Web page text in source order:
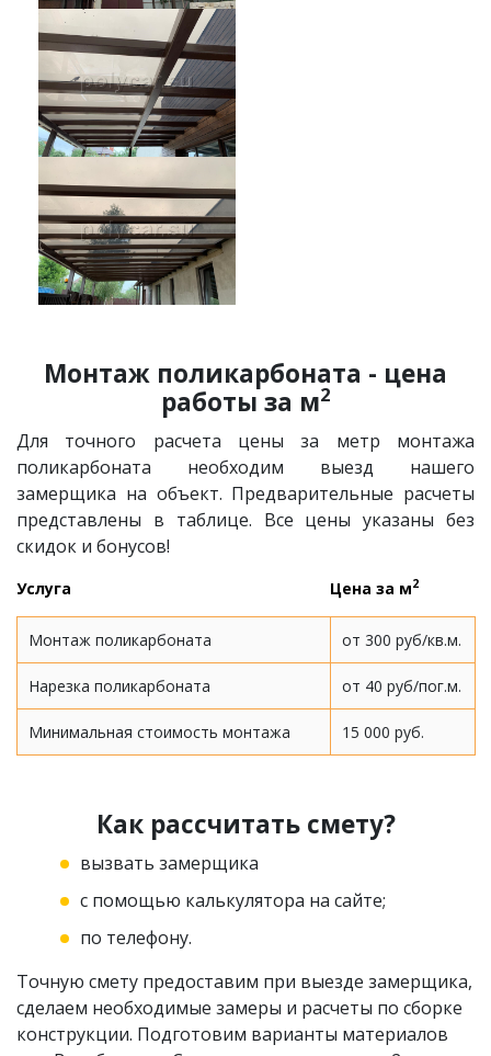
Монтаж поликарбоната - цена
работы за м2
Для точного расчета цены за метр монтажа
поликарбоната необходим выезд нашего
замерщика на объект. Предварительные расчеты
представлены в таблице. Все цены указаны без
скидок и бонусов!
Услуга Цена за м2
Монтаж поликарбоната от 300 руб/кв.м.
Нарезка поликарбоната от 40 руб/пог.м.
Минимальная стоимость монтажа 15 000 руб.
Как рассчитать смету?
вызвать замерщика
с помощью калькулятора на сайте;
по телефону.
Точную смету предоставим при выезде замерщика,
сделаем необходимые замеры и расчеты по сборке
конструкции. Подготовим варианты материалов